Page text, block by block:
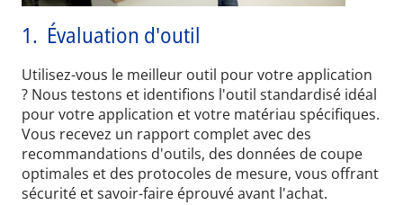
1. Évaluation d'outil
Utilisez-vous le meilleur outil pour votre application
? Nous testons et identifions l'outil standardisé idéal
pour votre application et votre matériau spécifiques.
Vous recevez un rapport complet avec des
recommandations d'outils, des données de coupe
optimales et des protocoles de mesure, vous offrant
sécurité et savoir-faire éprouvé avant l'achat.